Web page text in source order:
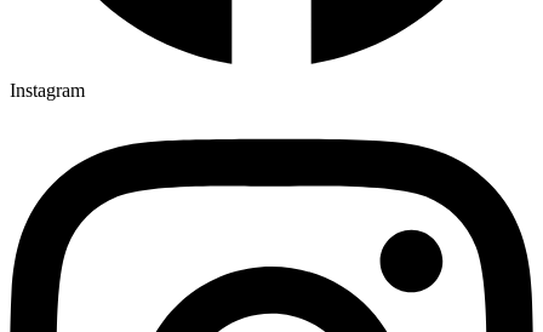
Instagram